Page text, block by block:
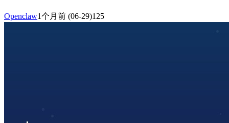
Openclaw1个月前 (06-29)125